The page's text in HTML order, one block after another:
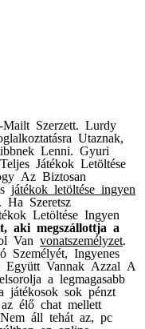
Szerzett
Lurdy
Utaznak,
Lenni
Gyuri
Játékok Letöltése
Az Biztosan
játékok letöltése ingyen
Ha Szeretsz
Letöltése Ingyen
aki megszállottja a
Van vonatszemélyzet
Személyét, Ingyenes
Együtt Vannak Azzal A
a legmagasabb
játékosok sok pénzt
élő chat mellett
áll tehát az, pc